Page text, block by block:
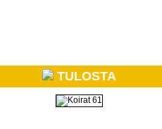
TULOSTA